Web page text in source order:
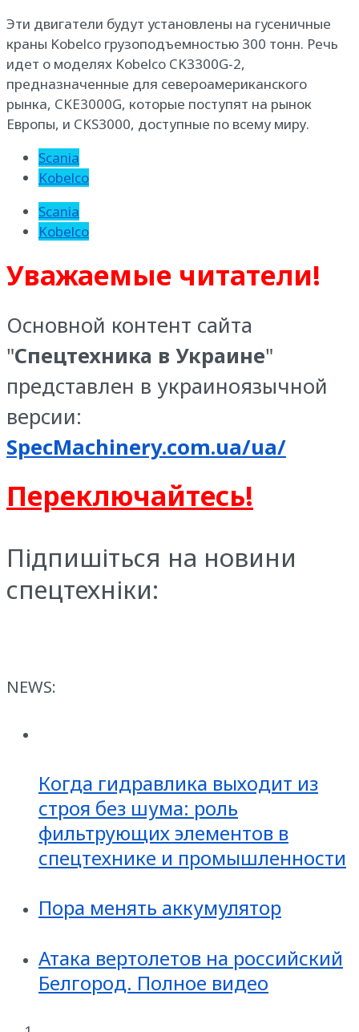
Эти двигатели будут установлены на гусеничные
краны Kobelco грузоподъемностью 300 тонн. Речь
идет о моделях Kobelco CK3300G-2,
предназначенные для североамериканского
рынка, CKE3000G, которые поступят на рынок
Европы, и CKS3000, доступные по всему миру.
Scania
Kobelco
Scania
Kobelco
Уважаемые читатели!
Основной контент сайта
"Спецтехника в Украине"
представлен в украиноязычной
версии:
SpecMachinery.com.ua/ua/
Переключайтесь!
Підпишіться на новини
спецтехніки:
NEWS:
Когда гидравлика выходит из
строя без шума: роль
фильтрующих элементов в
спецтехнике и промышленности
Пора менять аккумулятор
Атака вертолетов на российский
Белгород. Полное видео